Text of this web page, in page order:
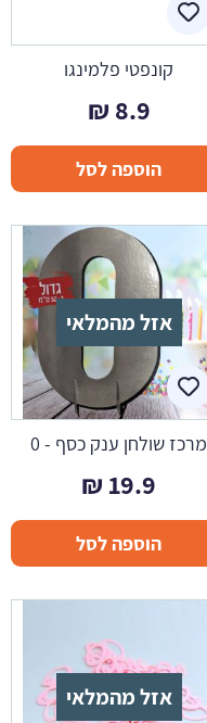
קונפטי פלמינגו
8.9
₪
הוספה לסל
אזל מהמלאי
מרכז שולחן ענק כסף - 0
19.9
₪
הוספה לסל
אזל מהמלאי